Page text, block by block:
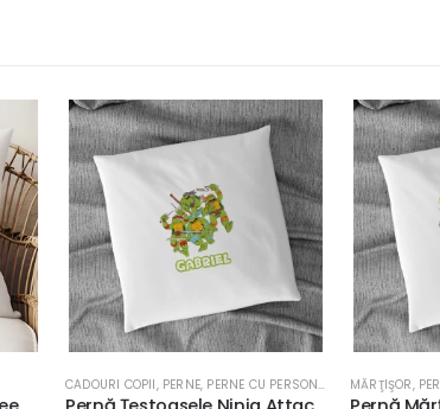
CADOURI COPII,PERNE, PERNE CU PERSONAJE MĂRŢIŞOR,PERNE,